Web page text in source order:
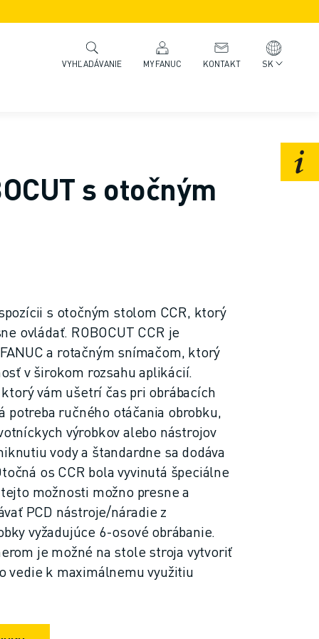
VYHĽADÁVANIE MYFANUC KONTAKT SK
s otočným
s otočným stolom CCR, ktorý
ovládať. ROBOCUT CCR je
a rotačným snímačom, ktorý
v širokom rozsahu aplikácií.
vám ušetrí čas pri obrábacích
potreba ručného otáčania obrobku,
výrobkov alebo nástrojov
vody a štandardne sa dodáva
os CCR bola vyvinutá špeciálne
možnosti možno presne a
PCD nástroje/náradie z
vyžadujúce 6-osové obrábanie.
je možné na stole stroja vytvoriť
vedie k maximálnemu využitiu